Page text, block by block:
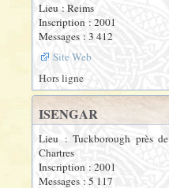
Lieu : Reims
Inscription : 2001
Messages : 3 412
Site Web
Hors ligne
ISENGAR
Lieu : Tuckborough près de
Chartres
Inscription : 2001
Messages : 5 117